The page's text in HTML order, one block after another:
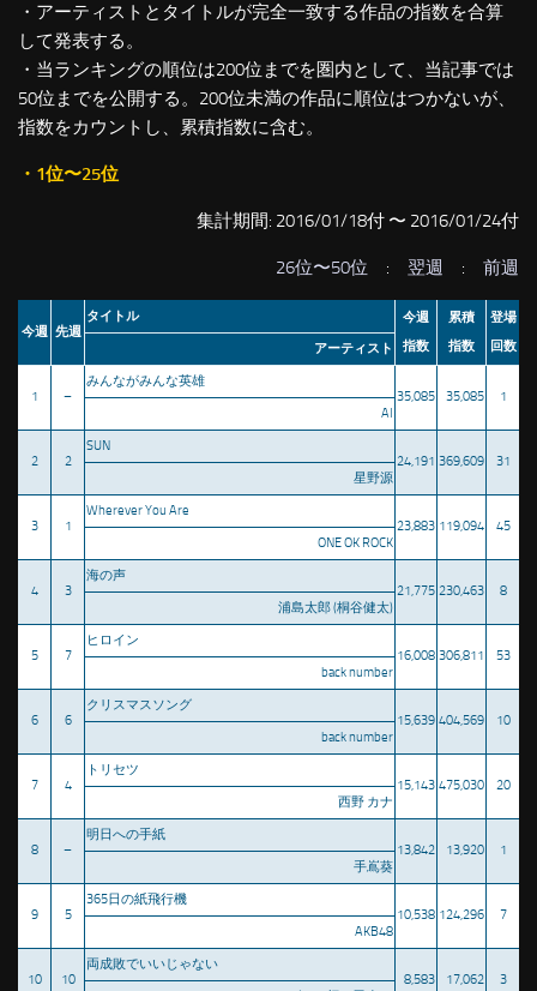
・アーティストとタイトルが完全一致する作品の指数を合算
して発表する。
・当ランキングの順位は200位までを圏内として、当記事では
50位までを公開する。200位未満の作品に順位はつかないが、
指数をカウントし、累積指数に含む。
・1位〜25位
集計期間: 2016/01/18付 〜 2016/01/24付
26位〜50位 : 翌週 : 前週
今週 先週
タイトル
今週
指数
累積
指数
登場
回数
アーティスト
1 –
みんながみんな英雄
35,085
35,085
1
AI
2 2
SUN
24,191 369,609
31
星野源
3 1
Wherever You Are
23,883 119,094
45
ONE OK ROCK
4 3
海の声
21,775 230,463
8
浦島太郎 (桐谷健太)
5 7
ヒロイン
16,008 306,811
53
back number
6 6
クリスマスソング
15,639 404,569
10
back number
7 4
トリセツ
15,143 475,030
20
西野 カナ
8 –
明日への手紙
13,842
13,920
1
手嶌葵
9 5
365日の紙飛行機
10,538 124,296
7
AKB48
10 10
両成敗でいいじゃない
8,583
17,062
3